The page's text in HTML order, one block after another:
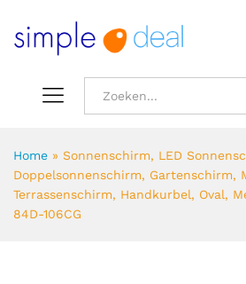
Home » Sonnenschirm, LED
Doppelsonnenschirm, Gartenschirm,
Terrassenschirm, Handkurbel, Oval,
84D-106CG